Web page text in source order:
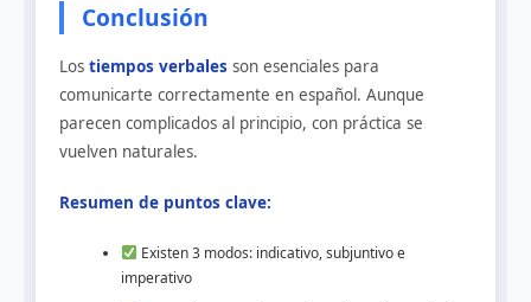
Conclusión
Los tiempos verbales son esenciales para
comunicarte correctamente en español. Aunque
parecen complicados al principio, con práctica se
vuelven naturales.
Resumen de puntos clave:
Existen 3 modos: indicativo, subjuntivo e
imperativo